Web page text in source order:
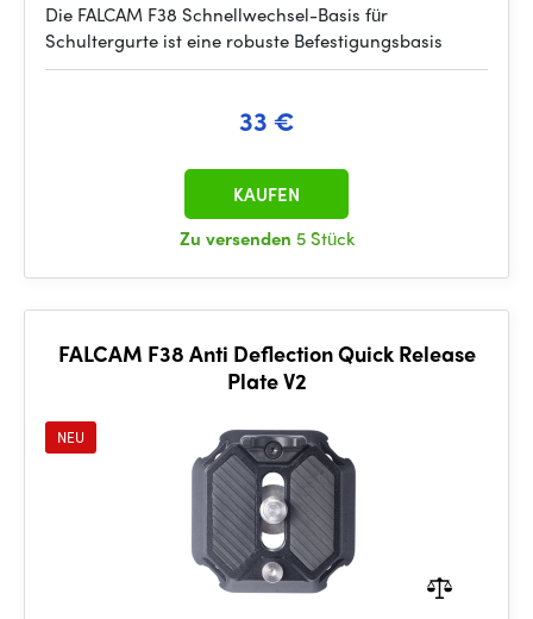
Die FALCAM F38 Schnellwechsel-Basis für
Schultergurte ist eine robuste Befestigungsbasis
33 €
Zu versenden 5 Stück
KAUFEN
FALCAM F38 Anti Deflection Quick Release
Plate V2
NEU